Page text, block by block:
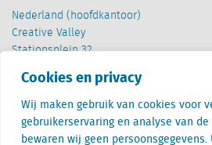
Cookies en privacy
Wij maken gebruik van cookies voor
gebruikerservaring en analyse van
bewaren wij geen
Nederland (hoofdkantoor)
Creative Valley
Stationsplein 32
3511 ED Utrecht
België
Cantersteen 47
1000 Brussel